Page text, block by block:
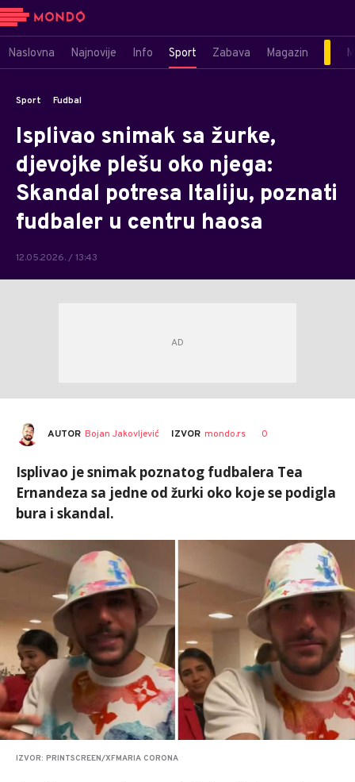
Naslovna Najnovije Info Sport Zabava Magazin
Sport Fudbal
Isplivao snimak sa žurke,
djevojke plešu oko njega:
Skandal potresa Italiju, poznati
fudbaler u centru haosa
12.05.2026. / 13:43
AUTOR Bojan Jakovljević IZVOR mondo.rs 0
Isplivao je snimak poznatog fudbalera Tea
Ernandeza sa jedne od žurki oko koje se podigla
bura i skandal.
IZVOR: PRINTSCREEN/XFMARIA CORONA